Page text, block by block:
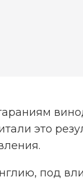
это
под